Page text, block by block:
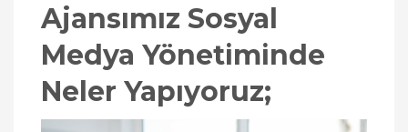
Ajansımız Sosyal
Medya Yönetiminde
Neler Yapıyoruz;